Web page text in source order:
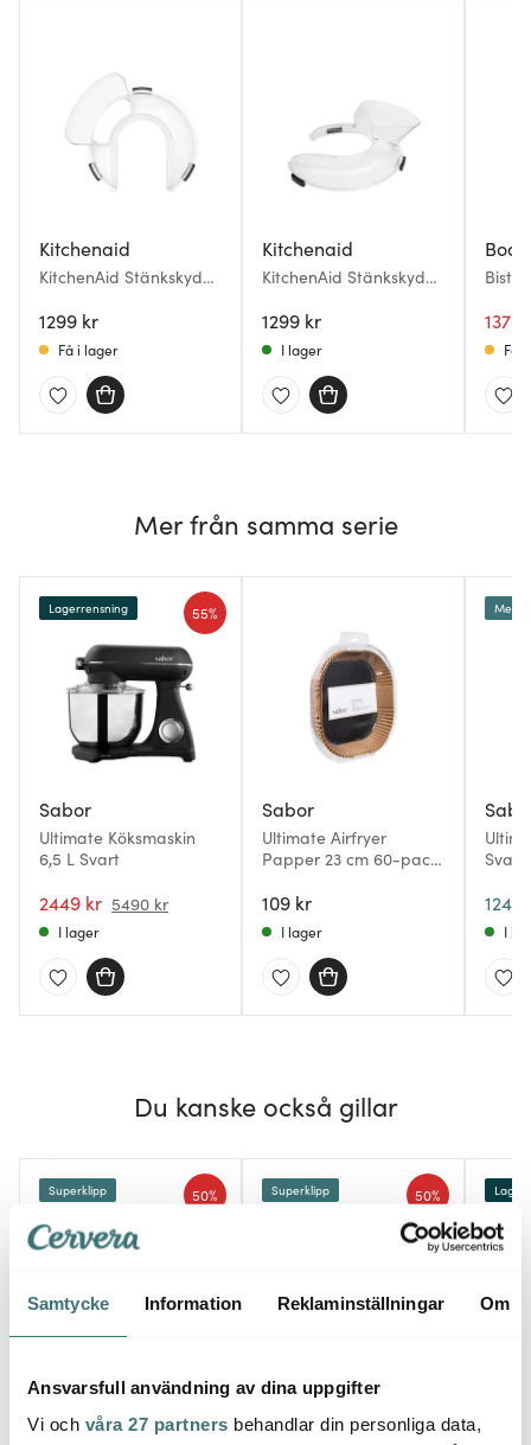
Samtycke Information Reklaminställningar Om
Ansvarsfull användning av dina uppgifter
Vi och våra 27 partners behandlar din personliga data,
Kitchenaid
KitchenAid Stänkskydd
1299 kr
Få i lager
Kitchenaid
KitchenAid Stänkskydd
Hävarm
1299 kr
I lager
137 kr
Få
Mer från samma serie
Sabor
Ultimate Köksmaskin
6,5 L Svart
2449 kr 5490 kr
55%
Lagerrensning
I lager
Sabor
Ultimate Airfryer
Papper 23 cm 60-pack
109 kr
I lager
Svart
1249
I
Du kanske också gillar
Sabor
Home Grythandske 2-
50%
Superklipp
Sabor
Select sandwichgrill
50%
Superklipp